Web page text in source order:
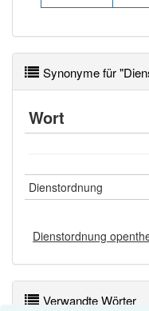
Wörter mit Endung-
anderen Artikeldie:
82% unserer
Synonyme für
Wort
Dienstordnung
Dienstordnung
Verwandte Wörter